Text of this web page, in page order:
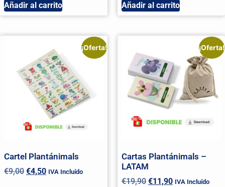
Añadir al carrito Añadir al carrito
¡Oferta!
Cartel Plantánimals
€9,00 €4,50 IVA Incluído
¡Oferta!
Cartas Plantánimals –
LATAM
€19,90 €11,90 IVA Incluído